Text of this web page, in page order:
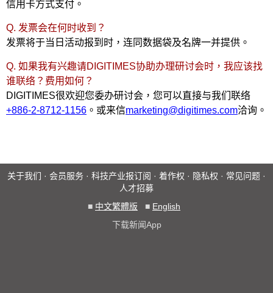
信用卡方式支付。
Q. 发票会在何时收到？
发票将于当日活动报到时，连同数据袋及名牌一并提供。
Q. 如果我有兴趣请DIGITIMES协助办理研讨会时，我应该找
谁联络？费用如何？
DIGITIMES很欢迎您委办研讨会，您可以直接与我们联络
+886-2-8712-1156 。或来信marketing@digitimes.com洽询。
关于我们 · 会员服务 · 科技产业报订阅 · 着作权 · 隐私权 · 常见问题 ·
人才招募
■ 中文繁體版 ■ English
下载新闻App